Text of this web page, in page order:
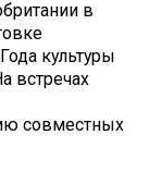
в
культуры
встречах
совместных